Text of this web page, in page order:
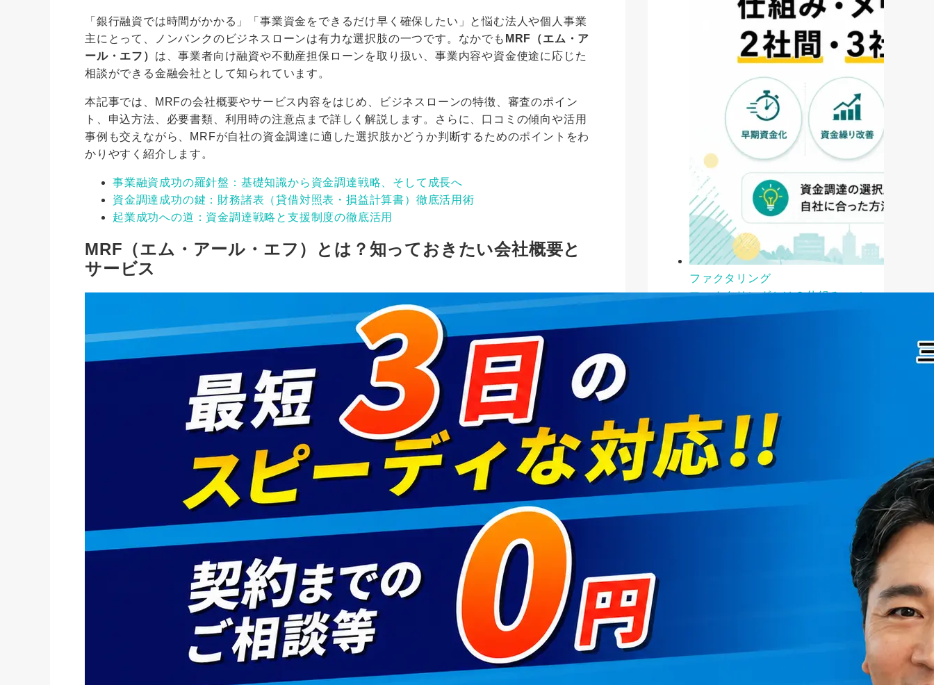
「銀行融資では時間がかかる」「事業資金をできるだけ早く確保したい」と悩む法人や個人事業
主にとって、ノンバンクのビジネスローンは有力な選択肢の一つです。なかでも MRF（エム・ア
ール・エフ） は、事業者向け融資や不動産担保ローンを取り扱い、事業内容や資金使途に応じた
相談ができる金融会社として知られています。
本記事では、MRFの会社概要やサービス内容をはじめ、ビジネスローンの特徴、審査のポイン
ト、申込方法、必要書類、利用時の注意点まで詳しく解説します。さらに、口コミの傾向や活用
事例も交えながら、MRFが自社の資金調達に適した選択肢かどうか判断するためのポイントをわ
かりやすく紹介します。
事業融資成功の羅針盤：基礎知識から資金調達戦略、そして成長へ
資金調達成功の鍵：財務諸表（貸借対照表・損益計算書）徹底活用術
起業成功への道：資金調達戦略と支援制度の徹底活用
MRF（エム・アール・エフ）とは？知っておきたい会社概要と
サービス
ファクタリング
ファクタリングとは？仕組み・メ
リット・注意点と...